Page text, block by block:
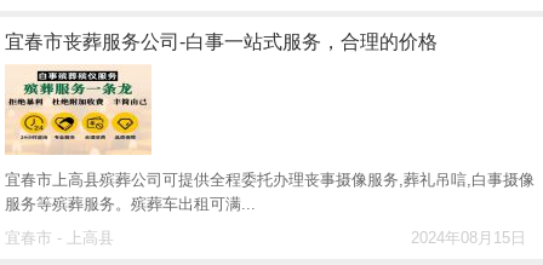
宜春市丧葬服务公司-白事一站式服务，合理的价格
宜春市上高县殡葬公司可提供全程委托办理丧事摄像服务,葬礼吊唁,白事摄像
服务等殡葬服务。殡葬车出租可满...
2024年08月15日
宜春市 - 上高县